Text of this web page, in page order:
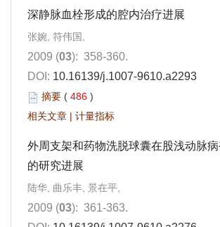
深静脉血栓形成的腔内治疗进展
张婉, 符伟国,
2009 (03): 358-360.
DOI: 10.16139/j.1007-9610.a2293
摘要 ( 486 )
相关文章 | 计量指标
外周支架和药物洗脱球囊在股浅动脉
的研究进展
陆华, 曲乐丰, 景在平,
2009 (03): 361-363.